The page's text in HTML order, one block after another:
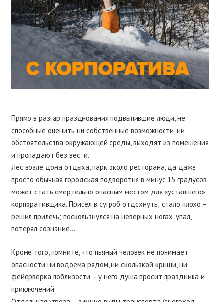
Прямо в разгар празднования подвыпившие люди, не
способные оценить ни собственные возможности, ни
обстоятельства окружающей среды, выходят из помещения
и пропадают без вести.
Лес возле дома отдыха, парк около ресторана, да даже
просто обычная городская подворотня в минус 15 градусов
может стать смертельно опасным местом для «уставшего»
корпоративщика. Присел в сугроб отдохнуть; стало плохо –
решил прилечь; поскользнулся на неверных ногах, упал,
потерял сознание…
Кроме того, помните, что пьяный человек не понимает
опасности ни водоёма рядом, ни скользкой крыши, ни
фейерверка поблизости – у него душа просит праздника и
приключений.